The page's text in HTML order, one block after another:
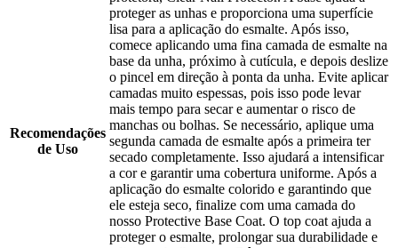
Recomendações
de Uso
proteger as unhas e proporciona uma superfície
lisa para a aplicação do esmalte. Após isso,
comece aplicando uma fina camada de esmalte na
base da unha, próximo à cutícula, e depois deslize
o pincel em direção à ponta da unha. Evite aplicar
camadas muito espessas, pois isso pode levar
mais tempo para secar e aumentar o risco de
manchas ou bolhas. Se necessário, aplique uma
segunda camada de esmalte após a primeira ter
secado completamente. Isso ajudará a intensificar
a cor e garantir uma cobertura uniforme. Após a
aplicação do esmalte colorido e garantindo que
ele esteja seco, finalize com uma camada do
nosso Protective Base Coat. O top coat ajuda a
proteger o esmalte, prolongar sua durabilidade e